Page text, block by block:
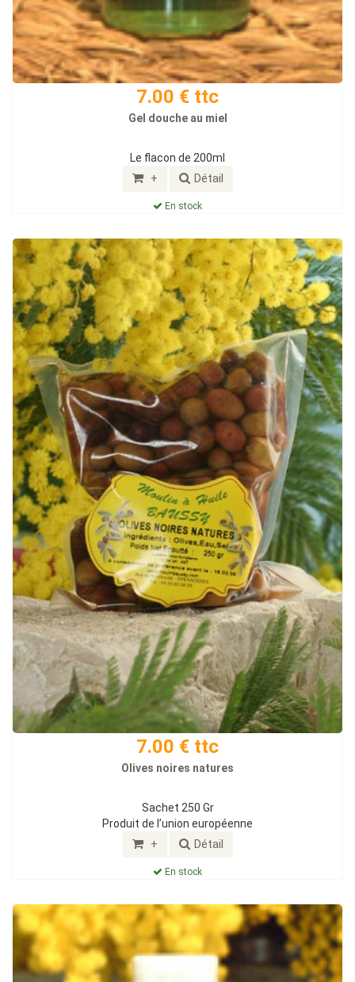
7.00 € ttc
Gel douche au miel
Le flacon de 200ml
+ Détail
En stock
7.00 € ttc
Olives noires natures
Sachet 250 Gr
Produit de l’union européenne
+ Détail
En stock